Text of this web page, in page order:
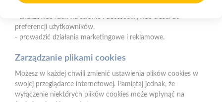
Dane rejestrowe spółki:
Nr KRS 0000620472
Kapitał zakładowy 600 000 PLN
NIP:577-10-62-496
REGON: 150215402
- analizować ruch na stronie i dostosowywać treści do
preferencji użytkowników,
- prowadzić działania marketingowe i reklamowe.
Zarządzanie plikami cookies
Możesz w każdej chwili zmienić ustawienia plików cookies w
swojej przeglądarce internetowej. Pamiętaj jednak, że
wyłączenie niektórych plików cookies może wpłynąć na